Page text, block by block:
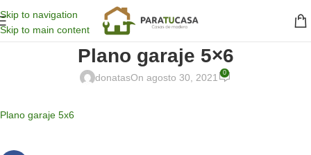
Skip to navigation
Skip to main content
Plano garaje 5×6
donatasOn agosto 30, 2021 0
Plano garaje 5x6